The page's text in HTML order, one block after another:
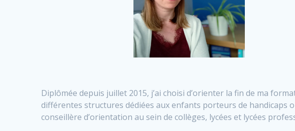
Diplômée depuis juillet 2015, j’ai choisi d’orienter la fin de ma
différentes structures dédiées aux enfants porteurs de handicaps
conseillère d’orientation au sein de collèges, lycées et lycées